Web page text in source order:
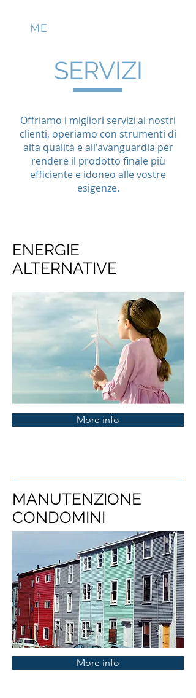
ME
SERVIZI
Offriamo i migliori servizi ai nostri
clienti, operiamo con strumenti di
alta qualità e all'avanguardia per
rendere il prodotto finale più
efficiente e idoneo alle vostre
esigenze.
ENERGIE
ALTERNATIVE
More info
MANUTENZIONE
CONDOMINI
More info